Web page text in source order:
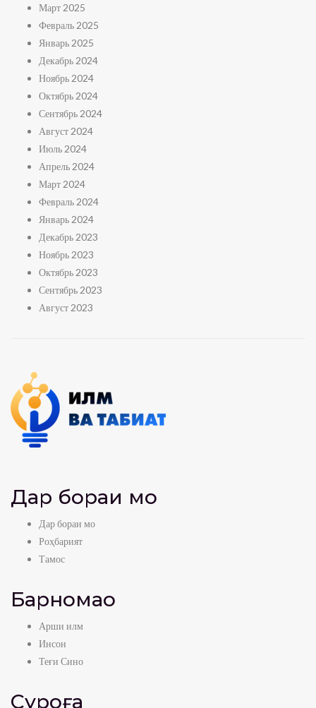
Март 2025
Февраль 2025
Январь 2025
Декабрь 2024
Ноябрь 2024
Октябрь 2024
Сентябрь 2024
Август 2024
Июль 2024
Апрель 2024
Март 2024
Февраль 2024
Январь 2024
Декабрь 2023
Ноябрь 2023
Октябрь 2023
Сентябрь 2023
Август 2023
Дар бораи мо
Дар бораи мо
Роҳбарият
Тамос
Барномаҳо
Арши илм
Инсон
Теғи Сино
Суроға